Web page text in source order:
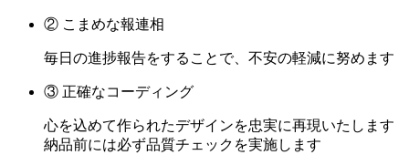
② こまめな報連相
毎日の進捗報告をすることで、不安の軽減に努めます
③ 正確なコーディング
心を込めて作られたデザインを忠実に再現いたします
納品前には必ず品質チェックを実施します